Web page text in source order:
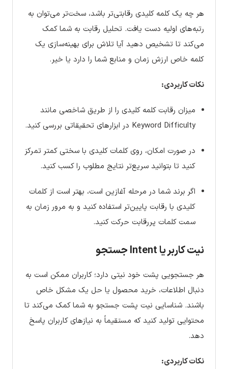
هر چه یک کلمه کلیدی رقابتی‌تر باشد، سخت‌تر می‌توان به
رتبه‌های اولیه دست یافت. تحلیل رقابت به شما کمک
می‌کند تا تشخیص دهید آیا تلاش برای بهینه‌سازی یک
کلمه خاص ارزش زمان و منابع شما را دارد یا خیر.
نکات کاربردی:
میزان رقابت کلمه کلیدی را از طریق شاخصی مانند
Keyword Difficulty در ابزارهای تحقیقاتی بررسی کنید.
در صورت امکان، روی کلمات کلیدی با سختی کمتر تمرکز
کنید تا بتوانید سریع‌تر نتایج مطلوب را کسب کنید.
اگر برند شما در مرحله آغازین است، بهتر است از کلمات
کلیدی با رقابت پایین‌تر استفاده کنید و به مرور زمان به
سمت کلمات پررقابت حرکت کنید.
نیت کاربر یا Intent جستجو
هر جستجویی پشت خود نیتی دارد؛ کاربران ممکن است به
دنبال اطلاعات، خرید محصول یا حل یک مشکل خاص
باشند. شناسایی نیت پشت جستجو به شما کمک می‌کند تا
محتوایی تولید کنید که مستقیماً به نیازهای کاربران پاسخ
دهد.
نکات کاربردی: